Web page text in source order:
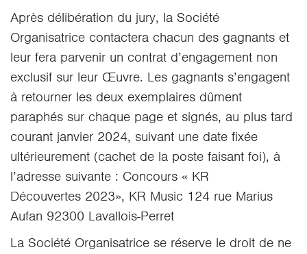
Après délibération du jury, la Société
Organisatrice contactera chacun des gagnants et
leur fera parvenir un contrat d’engagement non
exclusif sur leur Œuvre. Les gagnants s’engagent
à retourner les deux exemplaires dûment
paraphés sur chaque page et signés, au plus tard
courant janvier 2024, suivant une date fixée
ultérieurement (cachet de la poste faisant foi), à
l’adresse suivante : Concours « KR
Découvertes 2023», KR Music 124 rue Marius
Aufan 92300 Lavallois-Perret
La Société Organisatrice se réserve le droit de ne